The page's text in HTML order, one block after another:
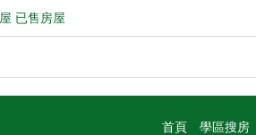
已售房屋
首頁 學區搜房